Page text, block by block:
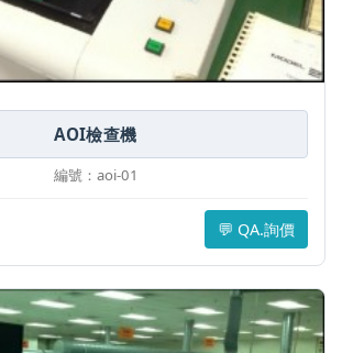
AOI檢查機
編號：aoi-01
💬 QA.詢價